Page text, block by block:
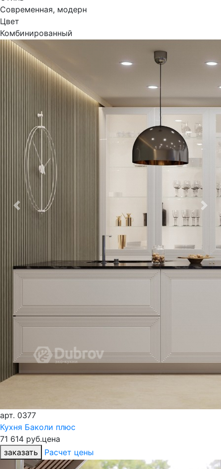
Previous Next
Современная, модерн
Цвет
Комбинированный
арт. 0377
Кухня Баколи плюс
71 614 руб.цена
заказать
Расчет цены